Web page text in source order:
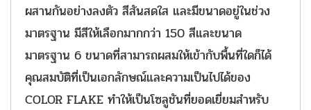
ผสานกันอย่างลงตัว สีสันสดใส และมีขนาดอยู่ในช่วง
มาตรฐาน มีสีให้เลือกมากกว่า 150 สีและขนาด
มาตรฐาน 6 ขนาดที่สามารถผสมให้เข้ากับพื้นที่ใดก็ได้
คุณสมบัติที่เป็นเอกลักษณ์และความเป็นไปได้ของ
COLOR FLAKE ทำให้เป็นโซลูชันที่ยอดเยี่ยมสำหรับ